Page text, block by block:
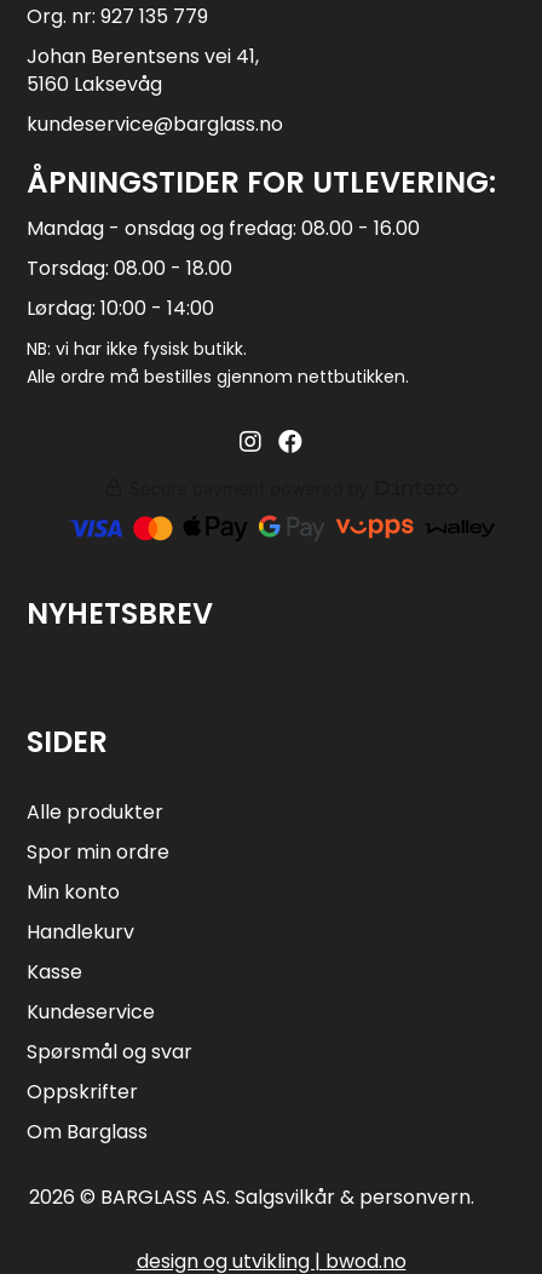
Org. nr: 927 135 779
Johan Berentsens vei 41,
5160 Laksevåg
kundeservice@barglass.no
ÅPNINGSTIDER FOR UTLEVERING:
Mandag - onsdag og fredag: 08.00 - 16.00
Torsdag: 08.00 - 18.00
Lørdag: 10:00 - 14:00
NB: vi har ikke fysisk butikk.
Alle ordre må bestilles gjennom nettbutikken.
Barglass.no instagram
Barglass facebook
NYHETSBREV
SIDER
Alle produkter
Spor min ordre
Min konto
Handlekurv
Kasse
Kundeservice
Spørsmål og svar
Oppskrifter
Om Barglass
2026 © BARGLASS AS. Salgsvilkår & personvern.
design og utvikling | bwod.no